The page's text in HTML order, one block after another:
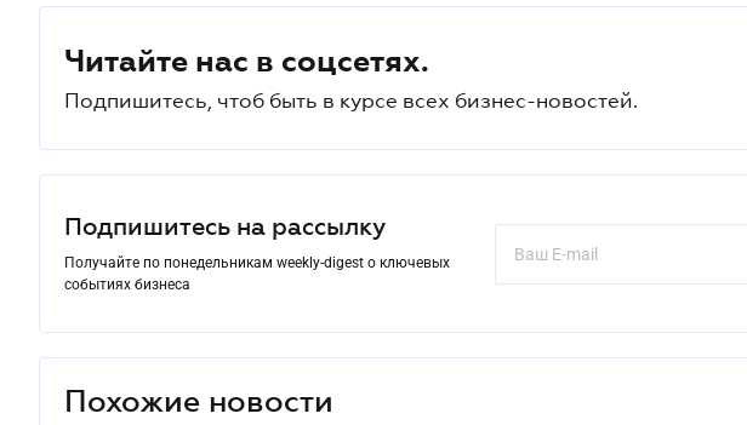
Читайте нас в соцсетях.
Подпишитесь, чтоб быть в курсе всех бизнес-новостей.
Подпишитесь на рассылку
Получайте по понедельникам weekly-digest о ключевых
событиях бизнеса
Похожие новости